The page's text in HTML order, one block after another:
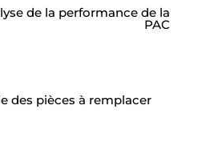
de la performance de la
PAC
des pièces à remplacer